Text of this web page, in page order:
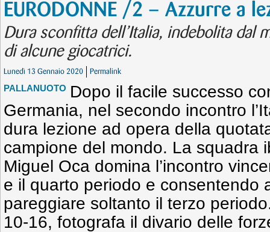
EURODONNE /2 – Azzurre a
Dura sconfitta dell’Italia, indebolita dal
di alcune giocatrici.
Lunedì 13 Gennaio 2020 Permalink
PALLANUOTO Dopo il facile successo
Germania, nel secondo incontro
dura lezione ad opera della
campione del mondo. La squadra
Miguel Oca domina l’incontro
e il quarto periodo e consentendo
pareggiare soltanto il terzo
10-16, fotografa il divario delle